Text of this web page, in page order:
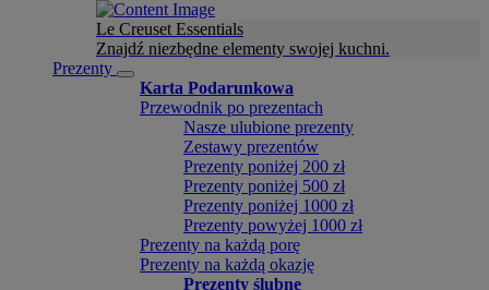
Le Creuset Essentials
Znajdź niezbędne elementy swojej kuchni.
Prezenty
Karta Podarunkowa
Przewodnik po prezentach
Nasze ulubione prezenty
Zestawy prezentów
Prezenty poniżej 200 zł
Prezenty poniżej 500 zł
Prezenty poniżej 1000 zł
Prezenty powyżej 1000 zł
Prezenty na każdą porę
Prezenty na każdą okazję
Prezenty ślubne